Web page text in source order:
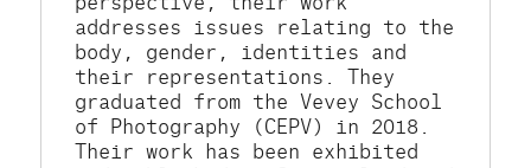
addresses issues relating to the
body, gender, identities and
their representations. They
graduated from the Vevey School
of Photography (CEPV) in 2018.
Their work has been exhibited